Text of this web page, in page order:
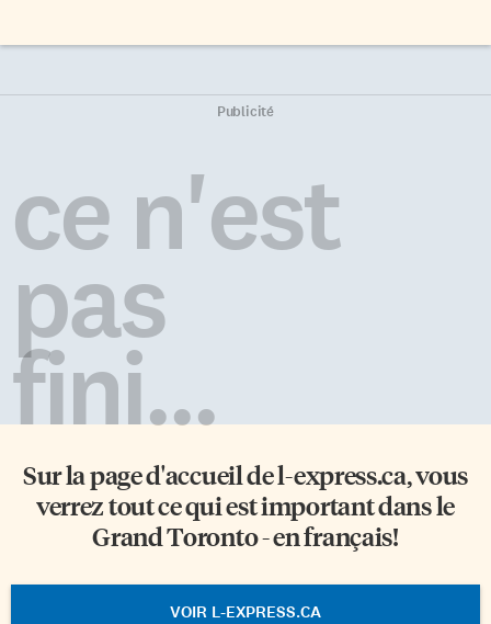
Publicité
ce n'est
pas
fini...
Sur la page d'accueil del-express.ca, vous
verrez tout ce qui est important dans le
Grand Toronto - en français!
VOIR L-EXPRESS.CA